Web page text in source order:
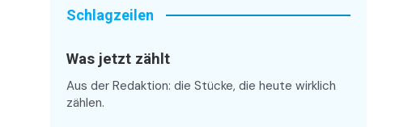
Schlagzeilen
Was jetzt zählt
Aus der Redaktion: die Stücke, die heute wirklich
zählen.